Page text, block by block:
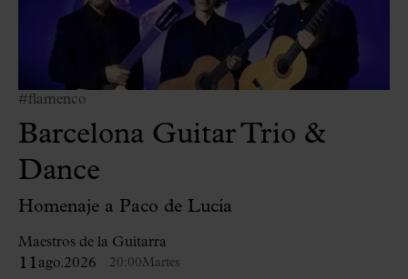
#flamenco
Barcelona Guitar Trio &
Dance
Homenaje a Paco de Lucía
Maestros de la Guitarra
11 ago.2026 20:00Martes